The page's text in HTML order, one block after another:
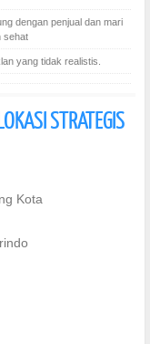
dengan penjual dan mari
sehat
yang tidak realistis.
STRATEGIS
Kota